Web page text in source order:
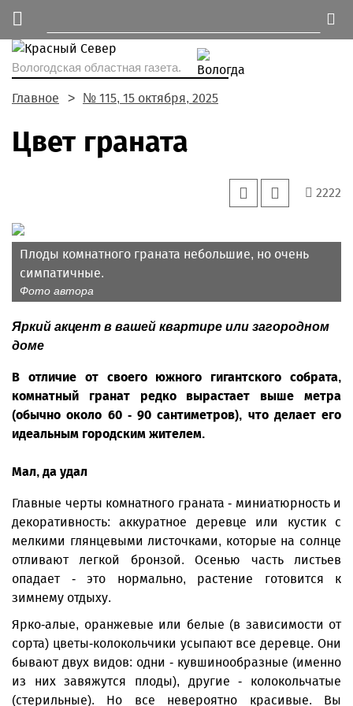
Вологодская областная газета.
Главное № 115, 15 октября, 2025
Цвет граната
2222
Плоды комнатного граната небольшие, но очень
симпатичные.
Фото автора
Яркий акцент в вашей квартире или загородном
доме
В отличие от своего южного гигантского собрата,
комнатный гранат редко вырастает выше метра
(обычно около 60 - 90 сантиметров), что делает его
идеальным городским жителем.
Мал, да удал
Главные черты комнатного граната - миниатюрность и
декоративность: аккуратное деревце или кустик с
мелкими глянцевыми листочками, которые на солнце
отливают легкой бронзой. Осенью часть листьев
опадает - это нормально, растение готовится к
зимнему отдыху.
Ярко-алые, оранжевые или белые (в зависимости от
сорта) цветы-колокольчики усыпают все деревце. Они
бывают двух видов: одни - кувшинообразные (именно
из них завяжутся плоды), другие - колокольчатые
(стерильные). Но все невероятно красивые. Вы